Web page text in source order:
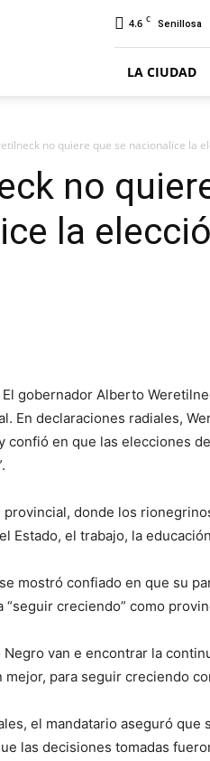
4.6 C Senillosa
LA CIUDAD
no quiere que se nacionalice la
no
la
El gobernador Alberto
En declaraciones radiales,
confió en que las elecciones
provincial, donde los
Estado, el trabajo, la
mostró confiado en que su
“seguir creciendo” como
Negro van e encontrar la
mejor, para seguir creciendo
el mandatario aseguró
las decisiones tomadas